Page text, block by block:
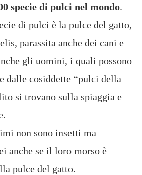
specie di pulci nel mondo.
di pulci è la pulce del gatto,
parassita anche dei cani e
gli uomini, i quali possono
dalle cosiddette “pulci della
si trovano sulla spiaggia e
non sono insetti ma
anche se il loro morso è
pulce del gatto.